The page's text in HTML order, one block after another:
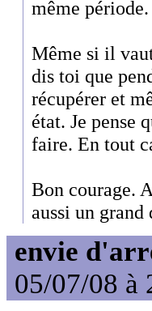
même période.
Même si il
dis toi que
récupérer et
état. Je pense
faire. En tout
Bon courage.
aussi un
envie
05/07/08 à